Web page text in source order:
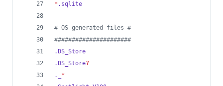
* .sqlite
# OS generated files #
######################
.DS_Store
.DS_Store?
._ *